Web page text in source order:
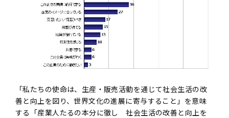
「私たちの使命は、生産・販売活動を通じて社会生活の改
善と向上を図り、世界文化の進展に寄与すること」を意味
する「産業人たるの本分に徹し 社会生活の改善と向上を